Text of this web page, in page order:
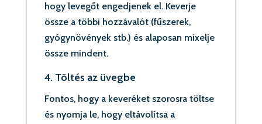
hogy levegőt engedjenek el. Keverje
össze a többi hozzávalót (fűszerek,
gyógynövények stb.) és alaposan mixelje
össze mindent.
4. Töltés az üvegbe
Fontos, hogy a keveréket szorosra töltse
és nyomja le, hogy eltávolítsa a